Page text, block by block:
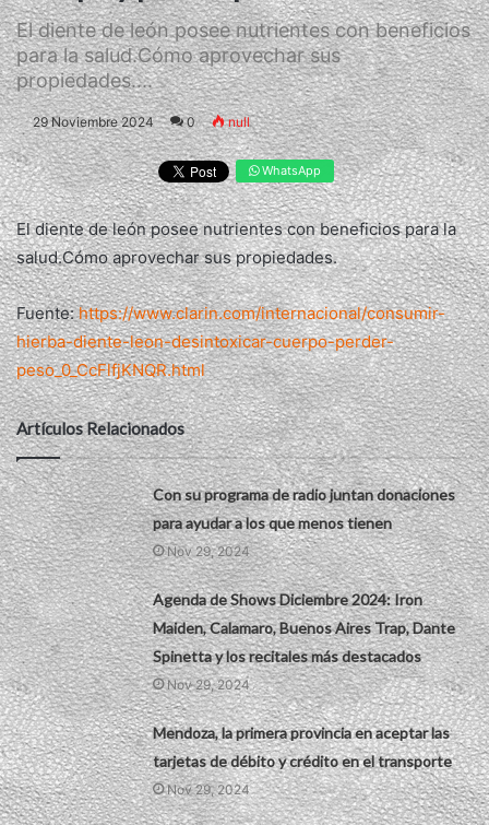
El diente de león posee nutrientes con beneficios
para la salud.Cómo aprovechar sus
propiedades....
29 Noviembre 2024 0 null
WhatsApp
El diente de león posee nutrientes con beneficios para la
salud.Cómo aprovechar sus propiedades.
Fuente:https://www.clarin.com/internacional/consumir-
hierba-diente-leon-desintoxicar-cuerpo-perder-
peso_0_CcFlfjKNQR.html
Artículos Relacionados
Con su programa de radio juntan donaciones
para ayudar a los que menos tienen
Nov 29, 2024
Agenda de Shows Diciembre 2024: Iron
Maiden, Calamaro, Buenos Aires Trap, Dante
Spinetta y los recitales más destacados
Nov 29, 2024
Mendoza, la primera provincia en aceptar las
tarjetas de débito y crédito en el transporte
Nov 29, 2024